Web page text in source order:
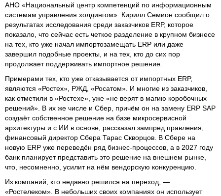
АНО «Национальный центр компетенций по информационным
системам управления холдингом» Кирилл Семион сообщил о
результатах исследования среди заказчиков ERP, которое
показало, что сейчас есть четкое разделение в крупном бизнесе
на тех, кто уже начал импортозамещать ERP или даже
завершил подобные проекты, и на тех, кто до сих пор
продолжает поддерживать импортное решение.
Примерами тех, кто уже отказывается от импортных ERP,
являются «Ростех», РЖД, «Росатом». И многие из заказчиков,
как отметили в «Ростехе», уже «не верят в магию коробочных
решений». В их же числе и Сбер, причём он на замену ERP SAP
создаёт собственное решение на базе микросервисной
архитектуры и с ИИ в основе, рассказал зампред правления,
финансовый директор Сбера Тарас Скворцов. В Сбере на
новую ERP уже переведён ряд бизнес-процессов, а в 2027 году
банк планирует представить это решение на внешнем рынке,
что, несомненно, усилит на нём вендорскую конкуренцию.
Из компаний, кто недавно решился на переход, —
«Ростелеком». В небольших своих компаниях он использует